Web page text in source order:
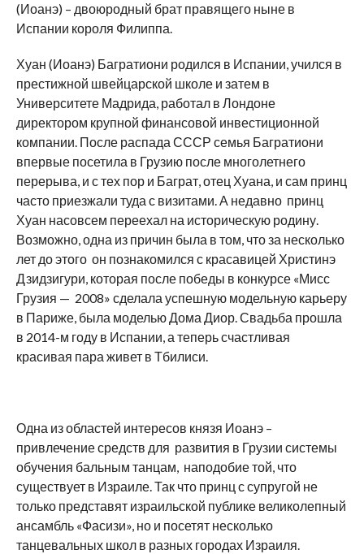
(Иоанэ) – двоюродный брат правящего ныне в
Испании короля Филиппа.
Хуан (Иоанэ) Багратиони родился в Испании, учился в
престижной швейцарской школе и затем в
Университете Мадрида, работал в Лондоне
директором крупной финансовой инвестиционной
компании. После распада СССР семья Багратиони
впервые посетила в Грузию после многолетнего
перерыва, и с тех пор и Баграт, отец Хуана, и сам принц
часто приезжали туда с визитами. А недавно принц
Хуан насовсем переехал на историческую родину.
Возможно, одна из причин была в том, что за несколько
лет до этого он познакомился с красавицей Христинэ
Дзидзигури, которая после победы в конкурсе «Мисс
Грузия — 2008» сделала успешную модельную карьеру
в Париже, была моделью Дома Диор. Свадьба прошла
в 2014-м году в Испании, а теперь счастливая
красивая пара живет в Тбилиси.
Одна из областей интересов князя Иоанэ –
привлечение средств для развития в Грузии системы
обучения бальным танцам, наподобие той, что
существует в Израиле. Так что принц с супругой не
только представят израильской публике великолепный
ансамбль «Фасизи», но и посетят несколько
танцевальных школ в разных городах Израиля.